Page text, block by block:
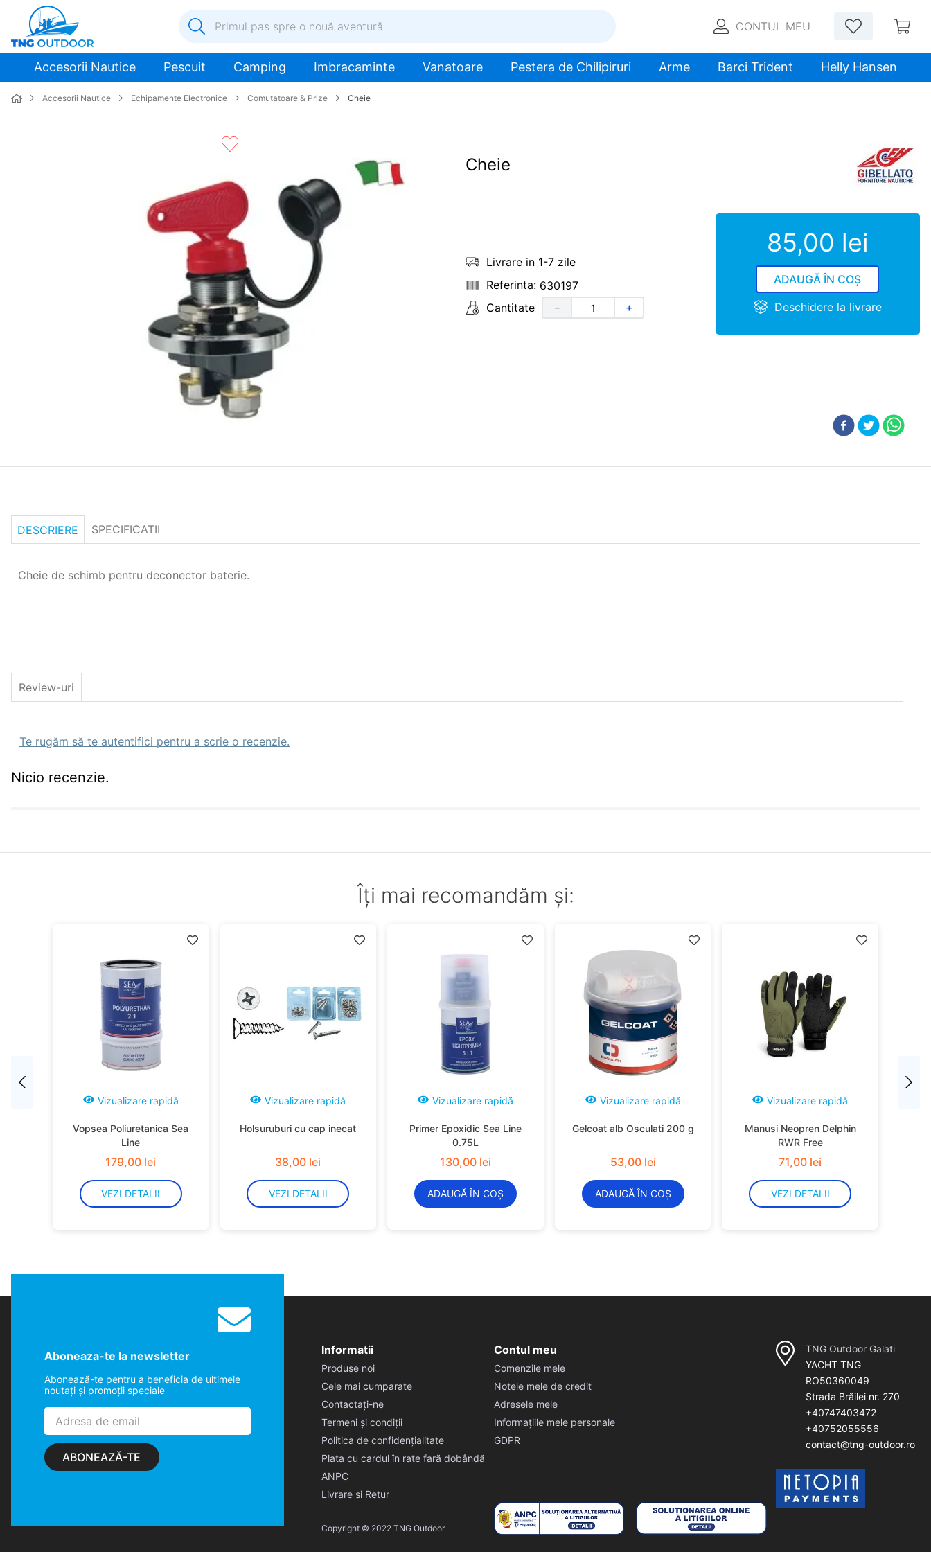
Primul pas spre o nouă aventură
1.
inox
2.
colac salvare
3.
plumb
pompa apa
7.
biminitop
ancora
9.
mulineta
10. sonda combustibil
CONTUL MEU
Accesorii Nautice Pescuit Camping Imbracaminte Vanatoare Pestera de Chilipiruri Arme Barci Trident Helly Hansen
Accesorii Nautice Echipamente Electronice Comutatoare & Prize Cheie
Cheie
Livrare in 1-7 zile
630197
Cantitate
＋
－
85,00 lei
ADAUGĂ ÎN COȘ
Deschidere la livrare
DESCRIERE SPECIFICATII
Cheie de schimb pentru deconector baterie.
Review-uri
Te rugăm să te autentifici pentru a scrie o recenzie.
Nicio recenzie.
Îți mai recomandăm și:
Vizualizare rapidă
Vopsea Poliuretanica Sea
Line
179,00 lei
VEZI DETALII
Vizualizare rapidă
Holsuruburi cu cap inecat
38,00 lei
VEZI DETALII
Vizualizare rapidă
Primer Epoxidic Sea Line
0.75L
130,00 lei
ADAUGĂ ÎN COȘ
Vizualizare rapidă
Gelcoat alb Osculati 200 g
53,00 lei
ADAUGĂ ÎN COȘ
Vizualizare rapidă
Manusi Neopren Delphin
RWR Free
71,00 lei
VEZI DETALII
Aboneaza-te la newsletter
Abonează-te pentru a beneficia de ultimele
noutaţi şi promoţii speciale
ABONEAZĂ-TE
Informatii
Produse noi
Cele mai cumparate
Contactați-ne
Termeni și condiții
Politica de confidențialitate
Plata cu cardul în rate fară dobândă
ANPC
Livrare si Retur
Copyright © 2022 TNG Outdoor
Contul meu
Comenzile mele
Notele mele de credit
Adresele mele
Informațiile mele personale
GDPR
TNG Outdoor Galati
YACHT TNG
RO50360049
Strada Brăilei nr. 270
+40747403472
+40752055556
contact@tng-outdoor.ro